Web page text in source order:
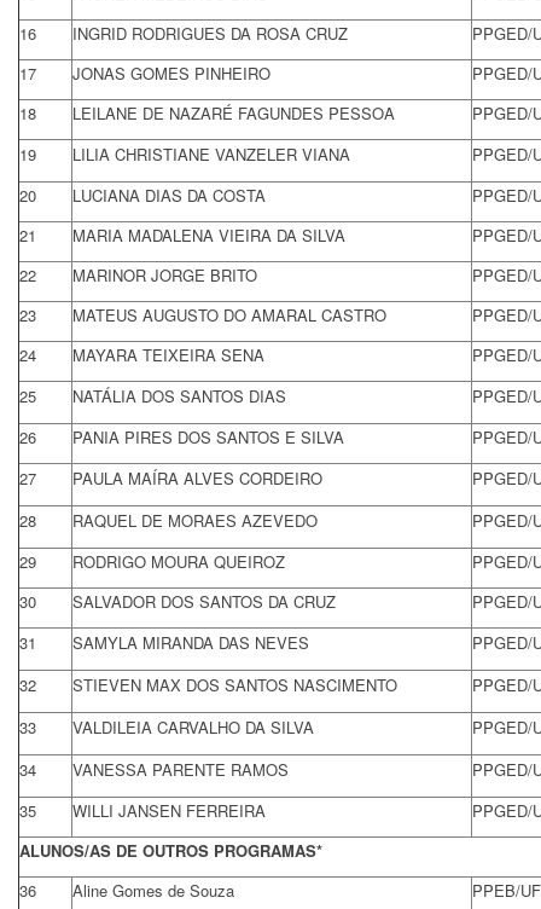
16
INGRID RODRIGUES DA ROSA CRUZ
PPGED/
17
JONAS GOMES PINHEIRO
PPGED/
18
LEILANE DE NAZARÉ FAGUNDES PESSOA
PPGED/
19
LILIA CHRISTIANE VANZELER VIANA
PPGED/
20
LUCIANA DIAS DA COSTA
PPGED/
21
MARIA MADALENA VIEIRA DA SILVA
PPGED/
22
MARINOR JORGE BRITO
PPGED/
23
MATEUS AUGUSTO DO AMARAL CASTRO
PPGED/
24
MAYARA TEIXEIRA SENA
PPGED/
25
NATÁLIA DOS SANTOS DIAS
PPGED/
26
PANIA PIRES DOS SANTOS E SILVA
PPGED/
27
PAULA MAÍRA ALVES CORDEIRO
PPGED/
28
RAQUEL DE MORAES AZEVEDO
PPGED/
29
RODRIGO MOURA QUEIROZ
PPGED/
30
SALVADOR DOS SANTOS DA CRUZ
PPGED/
31
SAMYLA MIRANDA DAS NEVES
PPGED/
32
STIEVEN MAX DOS SANTOS NASCIMENTO
PPGED/
33
VALDILEIA CARVALHO DA SILVA
PPGED/
34
VANESSA PARENTE RAMOS
PPGED/
35
WILLI JANSEN FERREIRA
PPGED/
ALUNOS/AS DE OUTROS PROGRAMAS*
36
Aline Gomes de Souza
PPEB/